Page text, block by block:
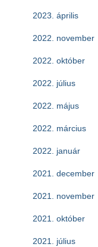
2023. április
2022. november
2022. október
2022. július
2022. május
2022. március
2022. január
2021. december
2021. november
2021. október
2021. július